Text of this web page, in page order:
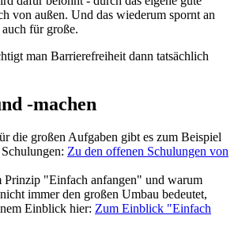
von außen. Und das wiederum spornt an
für große.
man Barrierefreiheit dann tatsächlich
-machen
die großen Aufgaben gibt es zum Beispiel
Zu den offenen Schulungen von
Prinzip "Einfach anfangen" und warum
immer den großen Umbau bedeutet,
Einblick hier: Zum Einblick "Einfach